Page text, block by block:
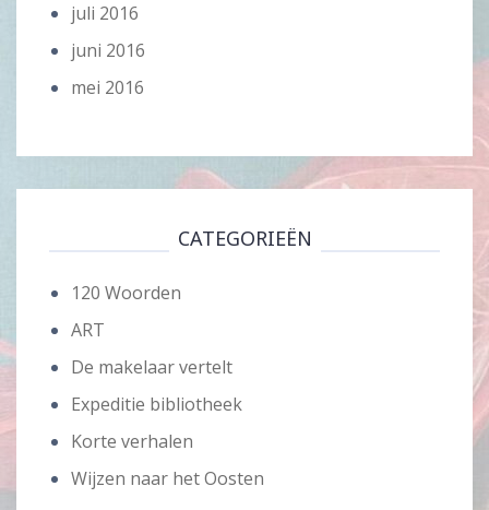
juli 2016
juni 2016
mei 2016
CATEGORIEËN
120 Woorden
ART
De makelaar vertelt
Expeditie bibliotheek
Korte verhalen
Wijzen naar het Oosten